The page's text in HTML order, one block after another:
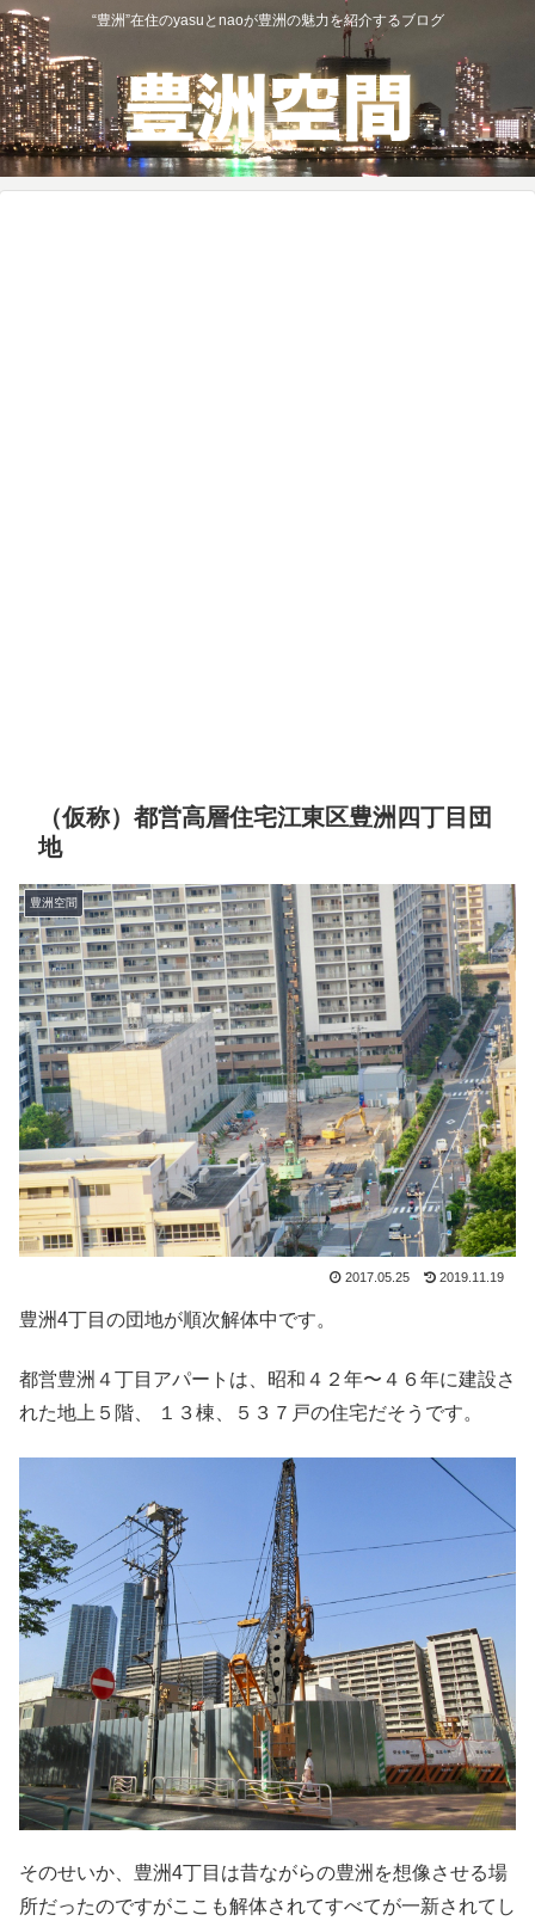
“豊洲”在住のyasuとnaoが豊洲の魅力を紹介するブログ
（仮称）都営高層住宅江東区豊洲四丁目団
地
豊洲空間
2017.05.25 2019.11.19
豊洲4丁目の団地が順次解体中です。
都営豊洲４丁目アパートは、昭和４２年〜４６年に建設さ
れた地上５階、 １３棟、５３７戸の住宅だそうです。
そのせいか、豊洲4丁目は昔ながらの豊洲を想像させる場
所だったのですがここも解体されてすべてが一新されてし